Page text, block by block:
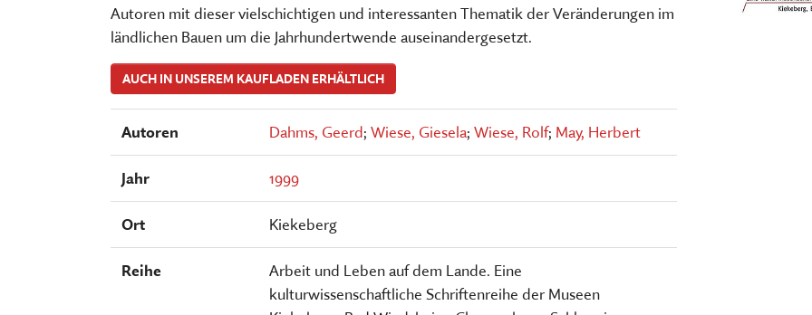
Autoren mit dieser vielschichtigen und interessanten Thematik der Veränderungen im
ländlichen Bauen um die Jahrhundertwende auseinandergesetzt.
AUCH IN UNSEREM KAUFLADEN ERHÄLTLICH
Autoren Dahms, Geerd; Wiese, Giesela; Wiese, Rolf; May, Herbert
Jahr 1999
Ort Kiekeberg
Reihe
Arbeit und Leben auf dem Lande. Eine
kulturwissenschaftliche Schriftenreihe der Museen